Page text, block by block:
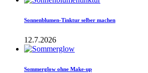
Sonnenblumen-Tinktur selber machen
12.7.2026
Sommerglow ohne Make-up